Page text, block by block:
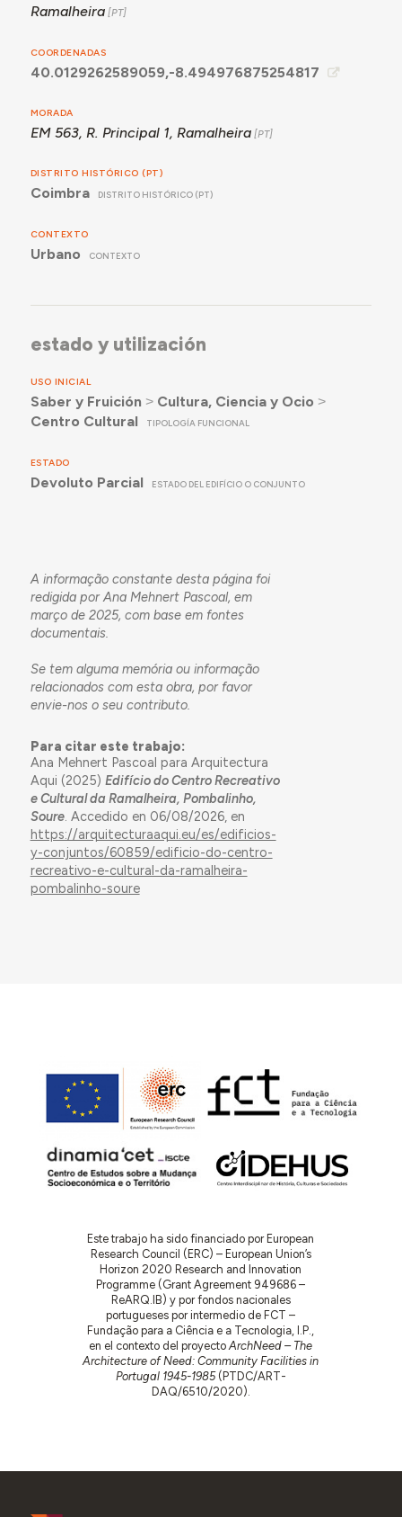
Ramalheira
COORDENADAS
40.0129262589059,-8.494976875254817
MORADA
EM 563, R. Principal 1, Ramalheira
DISTRITO HISTÓRICO (PT)
Coimbra DISTRITO HISTÓRICO (PT)
CONTEXTO
Urbano CONTEXTO
estado y utilización
USO INICIAL
Saber y Fruición ˃ Cultura, Ciencia y Ocio ˃
Centro Cultural
TIPOLOGÍA FUNCIONAL
ESTADO
Devoluto Parcial ESTADO DEL EDIFÍCIO O CONJUNTO
A informação constante desta página foi
redigida por Ana Mehnert Pascoal, em
março de 2025, com base em fontes
documentais.
Se tem alguma memória ou informação
relacionados com esta obra, por favor
envie-nos o seu contributo.
Para citar este trabajo:
Ana Mehnert Pascoal para Arquitectura
Aqui (2025) Edifício do Centro Recreativo
e Cultural da Ramalheira, Pombalinho,
Soure. Accedido en 06/08/2026, en
https://arquitecturaaqui.eu/es/edificios-
y-conjuntos/60859/edificio-do-centro-
recreativo-e-cultural-da-ramalheira-
pombalinho-soure
Este trabajo ha sido financiado por European
Research Council (ERC) – European Union’s
Horizon 2020 Research and Innovation
Programme (Grant Agreement 949686 –
ReARQ.IB) y por fondos nacionales
portugueses por intermedio de FCT –
Fundação para a Ciência e a Tecnologia, I.P.,
en el contexto del proyectoArchNeed – The
Architecture of Need: Community Facilities in
Portugal 1945-1985(PTDC/ART-
DAQ/6510/2020).